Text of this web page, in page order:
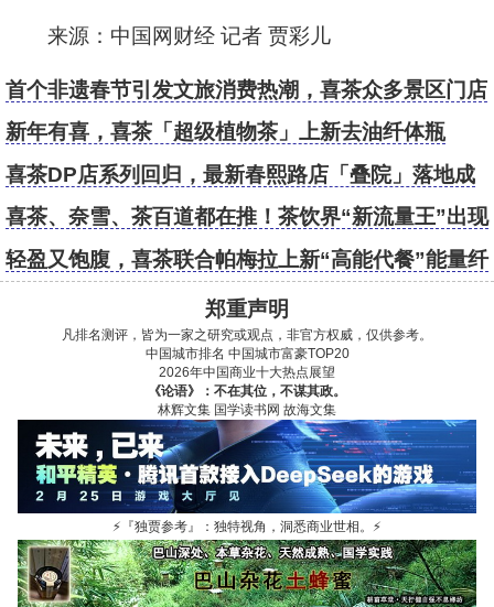
来源：中国网财经 记者 贾彩儿
首个非遗春节引发文旅消费热潮，喜茶众多景区门店
涨幅超300%
新年有喜，喜茶「超级植物茶」上新去油纤体瓶
喜茶DP店系列回归，最新春熙路店「叠院」落地成
都
喜茶、奈雪、茶百道都在推！茶饮界“新流量王”出现
了？
轻盈又饱腹，喜茶联合帕梅拉上新“高能代餐”能量纤
郑重声明
凡排名测评，皆为一家之研究或观点，非官方权威，仅供参考。
中国城市排名 中国城市富豪TOP20
2026年中国商业十大热点展望
《论语》：不在其位，不谋其政。
林辉文集 国学读书网 故海文集
⚡ 『独贾参考』：独特视角，洞悉商业世相。 ⚡